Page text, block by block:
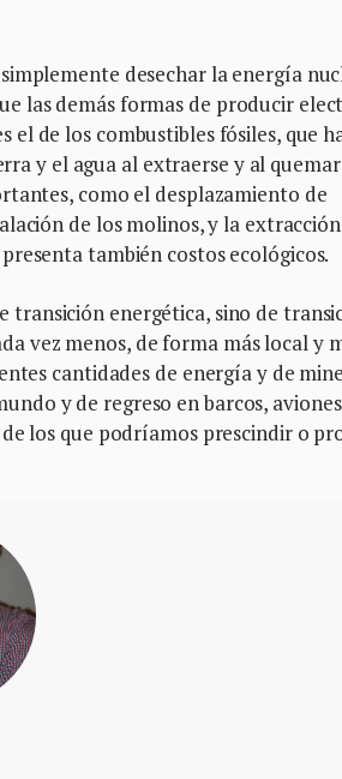
desechar la energía
las demás formas de producir
el de los combustibles fósiles, que
y el agua al extraerse y al
como el desplazamiento de
de los molinos, y la
también costos ecológicos.
transición energética, sino de
vez menos, de forma más local y
cantidades de energía y de
y de regreso en barcos,
los que podríamos prescindir o